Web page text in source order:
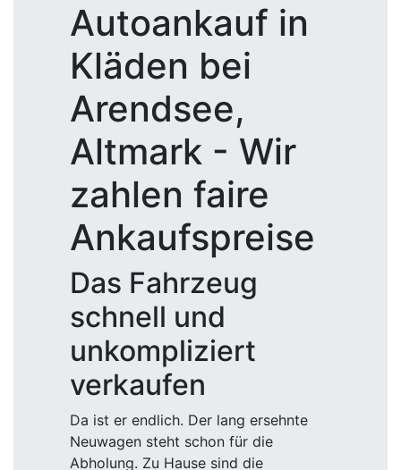
Autoankauf in
Kläden bei
Arendsee,
Altmark - Wir
zahlen faire
Ankaufspreise
Das Fahrzeug
schnell und
unkompliziert
verkaufen
Da ist er endlich. Der lang ersehnte
Neuwagen steht schon für die
Abholung. Zu Hause sind die